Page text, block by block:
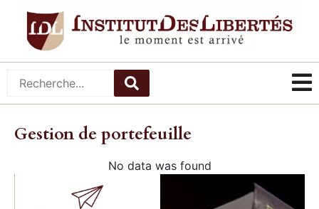
Gestion de portefeuille
No data was found